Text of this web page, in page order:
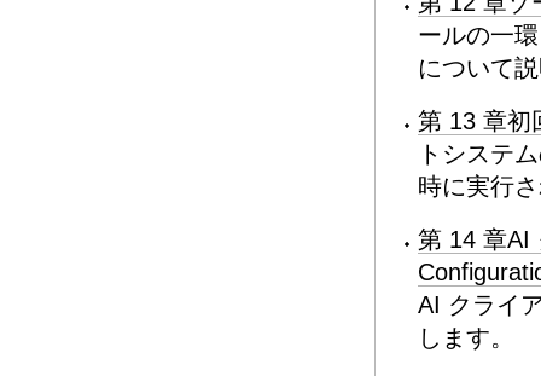
ールの一
について
第 13 章初
トシステ
時に実行
第 14 章AI
AI クライ
します。